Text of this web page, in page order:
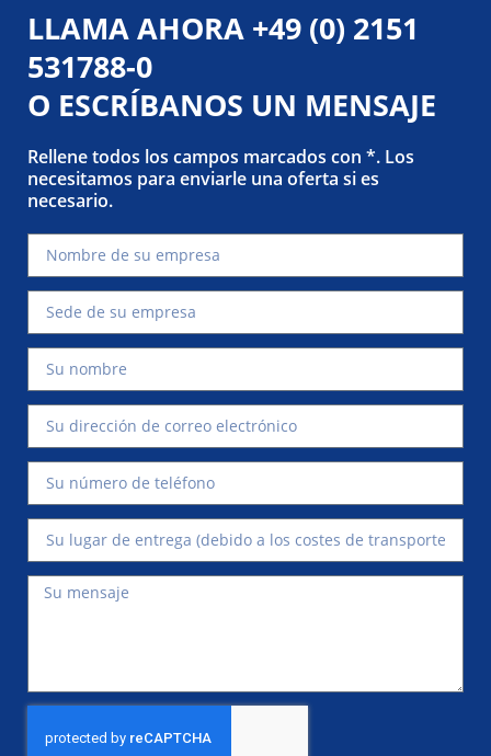
LLAMA AHORA +49 (0) 2151
531788-0
O ESCRÍBANOS UN MENSAJE
Rellene todos los campos marcados con *. Los
necesitamos para enviarle una oferta si es
necesario.